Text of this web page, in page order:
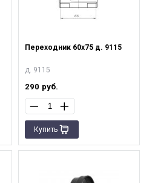
Переходник 60х75 д. 9115
д. 9115
290 руб.
Купить